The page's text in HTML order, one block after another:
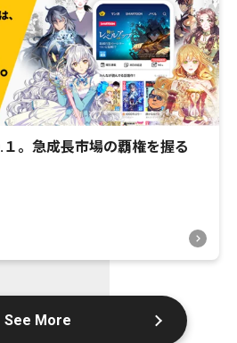
。急成長市場の覇権を握る
See More